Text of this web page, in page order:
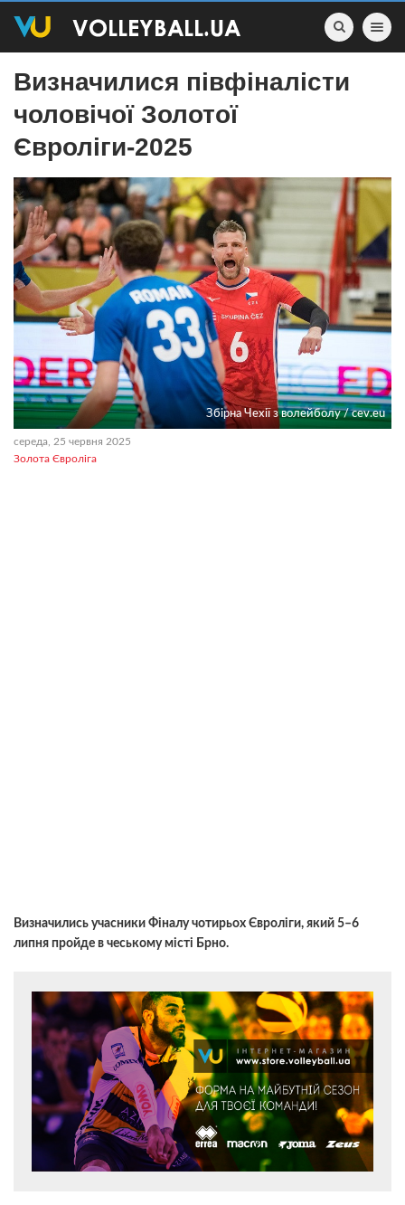
Toggle
Визначилися півфіналісти
чоловічої Золотої
Євроліги-2025
Збірна Чехії з волейболу / cev.eu
середа, 25 червня 2025
Золота Євроліга
Визначились учасники Фіналу чотирьох Євроліги, який 5–6
липня пройде в чеському місті Брно.